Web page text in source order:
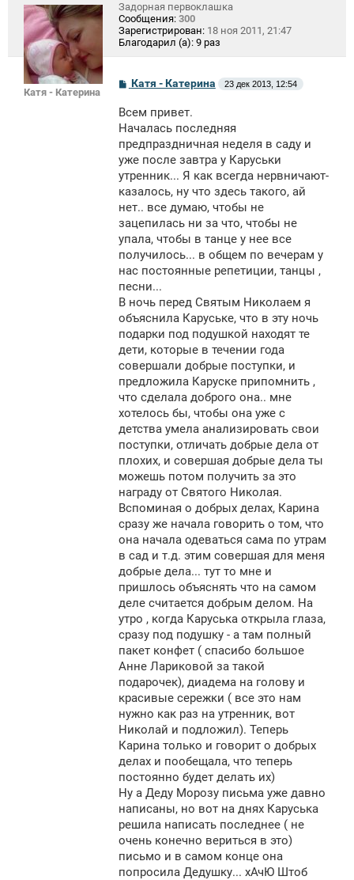
Катя - Катерина
Задорная первоклашка
Сообщения: 300
Зарегистрирован: 18 ноя 2011, 21:47
Благодарил (а): 9 раз
С
б
щ
н
и
Катя - Катерина 23 дек 2013, 12:54
Всем привет.
Началась последняя
предпраздничная неделя в саду и
уже после завтра у Каруськи
утренник... Я как всегда нервничают-
казалось, ну что здесь такого, ай
нет.. все думаю, чтобы не
зацепилась ни за что, чтобы не
упала, чтобы в танце у нее все
получилось... в общем по вечерам у
нас постоянные репетиции, танцы ,
песни...
В ночь перед Святым Николаем я
объяснила Каруське, что в эту ночь
подарки под подушкой находят те
дети, которые в течении года
совершали добрые поступки, и
предложила Каруске припомнить ,
что сделала доброго она.. мне
хотелось бы, чтобы она уже с
детства умела анализировать свои
поступки, отличать добрые дела от
плохих, и совершая добрые дела ты
можешь потом получить за это
награду от Святого Николая.
Вспоминая о добрых делах, Карина
сразу же начала говорить о том, что
она начала одеваться сама по утрам
в сад и т.д. этим совершая для меня
добрые дела... тут то мне и
пришлось объяснять что на самом
деле считается добрым делом. На
утро , когда Каруська открыла глаза,
сразу под подушку - а там полный
пакет конфет ( спасибо большое
Анне Лариковой за такой
подарочек), диадема на голову и
красивые сережки ( все это нам
нужно как раз на утренник, вот
Николай и подложил). Теперь
Карина только и говорит о добрых
делах и пообещала, что теперь
постоянно будет делать их)
Ну а Деду Морозу письма уже давно
написаны, но вот на днях Каруська
решила написать последнее ( не
очень конечно вериться в это)
письмо и в самом конце она
попросила Дедушку... хАчЮ Штоб